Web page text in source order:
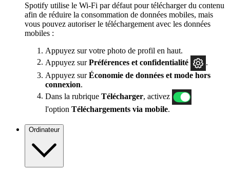
Spotify utilise le Wi-Fi par défaut pour télécharger du contenu
afin de réduire la consommation de données mobiles, mais
vous pouvez autoriser le téléchargement avec les données
mobiles :
Appuyez sur votre photo de profil en haut.
Appuyez surPréférences et confidentialité
Appuyez surÉconomie de données et mode hors
connexion.
Dans la rubrique Télécharger , activez
l'option Téléchargements via mobile.
Ordinateur